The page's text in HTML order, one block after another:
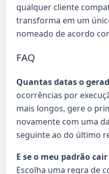
qualquer cliente
transforma em um
nomeado de acordo
FAQ
Quantas datas o
ocorrências por
mais longos, gere o
novamente com uma
seguinte ao do último
E se o meu padrão
Escolha uma regra de